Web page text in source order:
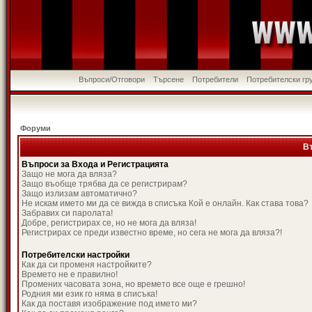
Въпроси/Отговори Търсене Потребители Потребителски
Форуми
Въпроси за Входа и Регистрацията
Защо не мога да вляза?
Защо въобще трябва да се регистрирам?
Защо излизам автоматично?
Не искам името ми да се вижда в списъка Кой е онлайн. Как става това?
Забравих си паролата!
Добре, регистрирах се, но не мога да вляза!
Регистрирах се преди известно време, но сега не мога да вляза?!
Потребителски настройки
Как да си променя настройките?
Времето не е правилно!
Промених часовата зона, но времето все още е грешно!
Родния ми език го няма в списъка!
Как да поставя изображение под името ми?